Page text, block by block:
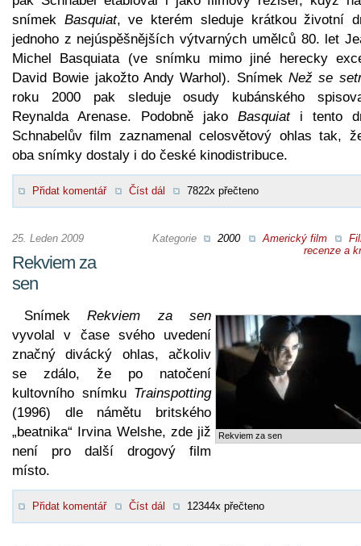
snímek Basquiat, ve kterém sleduje krátkou životní
jednoho z nejúspěšnějších výtvarných umělců 80. let
Michel Basquiata (ve snímku mimo jiné herecky
David Bowie jakožto Andy Warhol). Snímek Než se
roku 2000 pak sleduje osudy kubánského
Reynalda Arenase. Podobně jako Basquiati tento
Schnabelův film zaznamenal celosvětový ohlas tak,
oba snímky dostaly i do české kinodistribuce.
Přidat komentář Číst dál 7822x přečteno
Kategorie 2000 Americký film
recenze a
25. Leden 2009
Rekviem za
sen
Rekviem za sen
SnímekRekviem za sen
vyvolal v čase svého uvedení
značný divácký ohlas, ačkoliv
se zdálo, že po natočení
kultovního snímku Trainspotting
(1996) dle námětu britského
„beatnika“ Irvina Welshe, zde již
není pro další drogový film
místo.
Přidat komentář Číst dál 12344x přečteno